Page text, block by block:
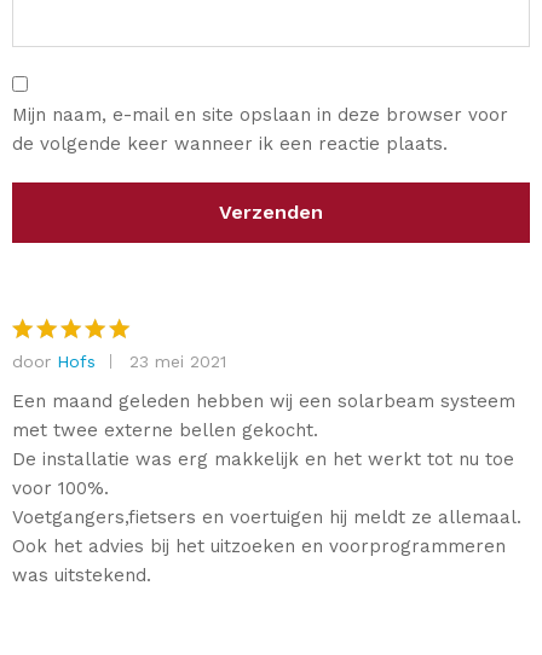
Mijn naam, e-mail en site opslaan in deze browser voor
de volgende keer wanneer ik een reactie plaats.
Gewaardee
rd 5uit 5
door Hofs 23 mei 2021
Een maand geleden hebben wij een solarbeam systeem
met twee externe bellen gekocht.
De installatie was erg makkelijk en het werkt tot nu toe
voor 100%.
Voetgangers,fietsers en voertuigen hij meldt ze allemaal.
Ook het advies bij het uitzoeken en voorprogrammeren
was uitstekend.